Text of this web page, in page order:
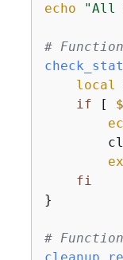
echo
"All
#
local
if [
fi
}
#